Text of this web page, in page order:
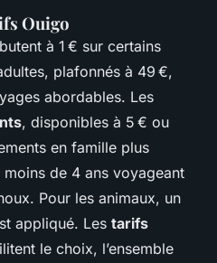
Ouigo
à 1 € sur certains
plafonnés à 49 €,
abordables. Les
, disponibles à 5 € ou
en famille plus
de 4 ans voyageant
Pour les animaux, un
appliqué. Les tarifs
le choix, l’ensemble